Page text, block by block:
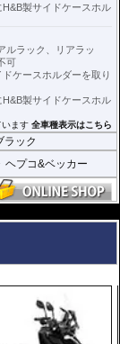
製サイドケースホル
ルラック、リアラッ
可
ケースホルダーを取り
製サイドケースホル
います全車種表示はこちら
ラック
ヘプコ&ベッカー